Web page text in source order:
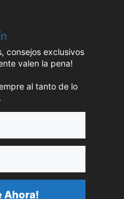
consejos exclusivos
valen la pena!
al tanto de lo
Ahora!